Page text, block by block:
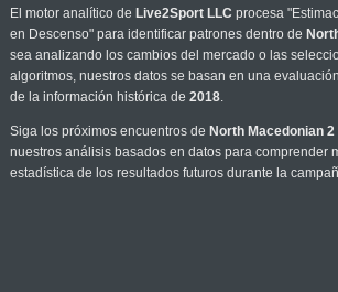
El motor analítico de Live2Sport LLC procesa
en Descenso" para identificar patrones dentro de
sea analizando los cambios del mercado o las
algoritmos, nuestros datos se basan en una
de la información histórica de 2018.
Siga los próximos encuentros de North Macedonian 2
nuestros análisis basados en datos para comprender
estadística de los resultados futuros durante la